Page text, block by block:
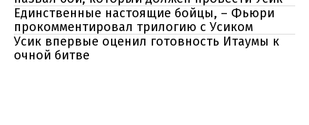
Единственные настоящие бойцы, – Фьюри
прокомментировал трилогию с Усиком
Усик впервые оценил готовность Итаумы к
очной битве